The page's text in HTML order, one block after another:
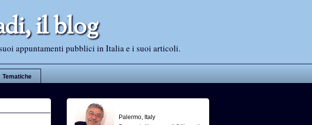
il blog
appuntamenti pubblici in Italia e i suoi articoli.
Tematiche
Palermo, Italy